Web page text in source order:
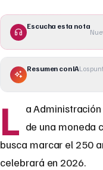
Escucha esta nota
Resumen con IALos
L a
de una moneda
busca marcar el 250
celebrará en 2026.